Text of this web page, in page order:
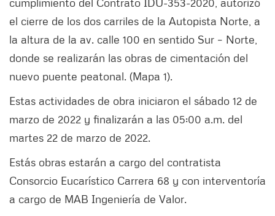
el cierre de los dos carriles de la Autopista Norte, a
la altura de la av. calle 100 en sentido Sur – Norte,
donde se realizarán las obras de cimentación del
nuevo puente peatonal. (Mapa 1).
Estas actividades de obra iniciaron el sábado 12 de
marzo de 2022 y finalizarán a las 05:00 a.m. del
martes 22 de marzo de 2022.
Estás obras estarán a cargo del contratista
Consorcio Eucarístico Carrera 68 y con interventoría
a cargo de MAB Ingeniería de Valor.